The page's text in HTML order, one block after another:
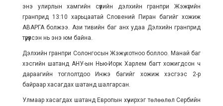
энэ улирлын хамгийн сүүлийн дэлхийн гранпри Жэжүгийн
гранприд 13:10 харьцаатай Словений Пиран багийг хожиж
АВАРГА болжээ. Ази тивийн баг анх удаа Дэлхийн гранприд
түрүүлсэн нь энэ юм байна.
Дэлхийн гранпри Солонгосын Жэжү хотноо боллоо. Манай баг
хэсгийн шатанд АНУ-ын Нью-Иорк Харлем багт хожигдсон ч
дараагийн тоглолтдоо Инжэ багийг хожиж хэсгээс 2-р
байраар хасагдах шатанд шалгарсан.
Улмаар хасагдах шатанд Европын хүчирхэг төлөөлөл Сербийн